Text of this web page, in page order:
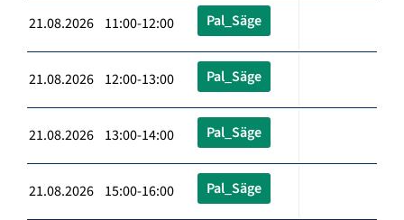
21.08.2026 11:00-12:00 Pal_Säge
21.08.2026 12:00-13:00 Pal_Säge
21.08.2026 13:00-14:00 Pal_Säge
21.08.2026 15:00-16:00 Pal_Säge